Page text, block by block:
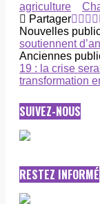
agriculture
Partager
Nouvelles
soutiennent
Anciennes
19 : la crise
transformation
SUIVEZ-NOUS
RESTEZ INFORMÉ